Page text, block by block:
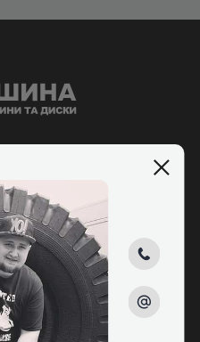
068 139 52 25
52 25
дзвінок
доступним цінам